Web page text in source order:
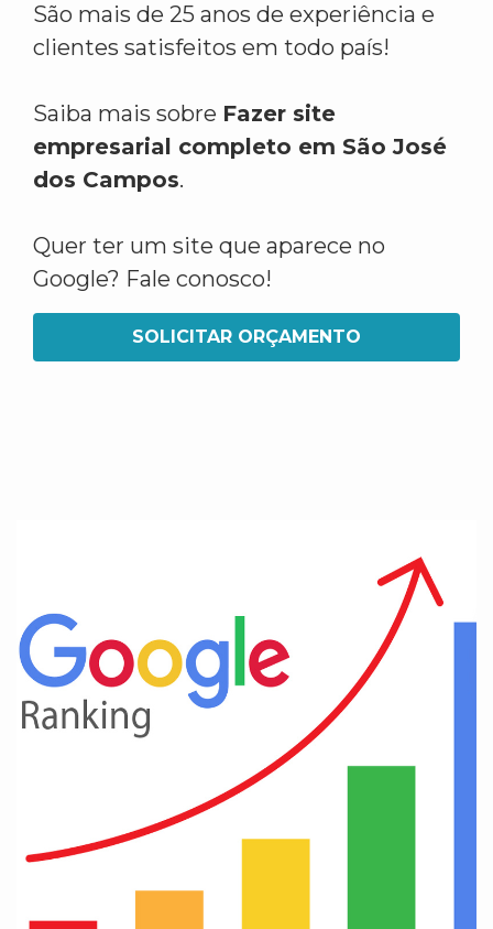
São mais de 25 anos de experiência e
clientes satisfeitos em todo país!
Saiba mais sobre Fazer site
empresarial completo em São José
dos Campos.
Quer ter um site que aparece no
Google? Fale conosco!
SOLICITAR ORÇAMENTO